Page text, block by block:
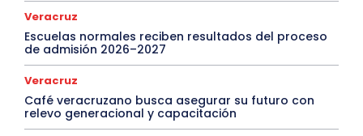
Veracruz
Escuelas normales reciben resultados del proceso
de admisión 2026–2027
Veracruz
Café veracruzano busca asegurar su futuro con
relevo generacional y capacitación